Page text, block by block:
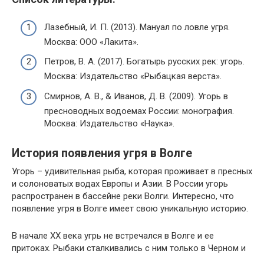
Лазебный, И. П. (2013). Мануал по ловле угря.
Москва: ООО «Лакита».
Петров, В. А. (2017). Богатырь русских рек: угорь.
Москва: Издательство «Рыбацкая верста».
Смирнов, А. В., & Иванов, Д. В. (2009). Угорь в
пресноводных водоемах России: монография.
Москва: Издательство «Наука».
История появления угря в Волге
Угорь – удивительная рыба, которая проживает в пресных
и солоноватых водах Европы и Азии. В России угорь
распространен в бассейне реки Волги. Интересно, что
появление угря в Волге имеет свою уникальную историю.
В начале XX века угрь не встречался в Волге и ее
притоках. Рыбаки сталкивались с ним только в Черном и